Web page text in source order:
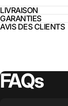
LIVRAISON
GARANTIES
AVIS DES CLIENTS
FAQs